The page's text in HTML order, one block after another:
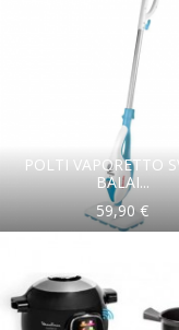
POLTI VAPORETTO
BALAI...
59,90 €